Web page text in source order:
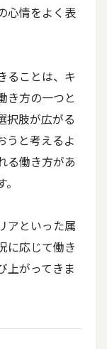
心情をよく表
ることは、キ
き方の一つと
択肢が広がる
うと考えるよ
る働き方があ
アといった属
に応じて働き
上がってきま